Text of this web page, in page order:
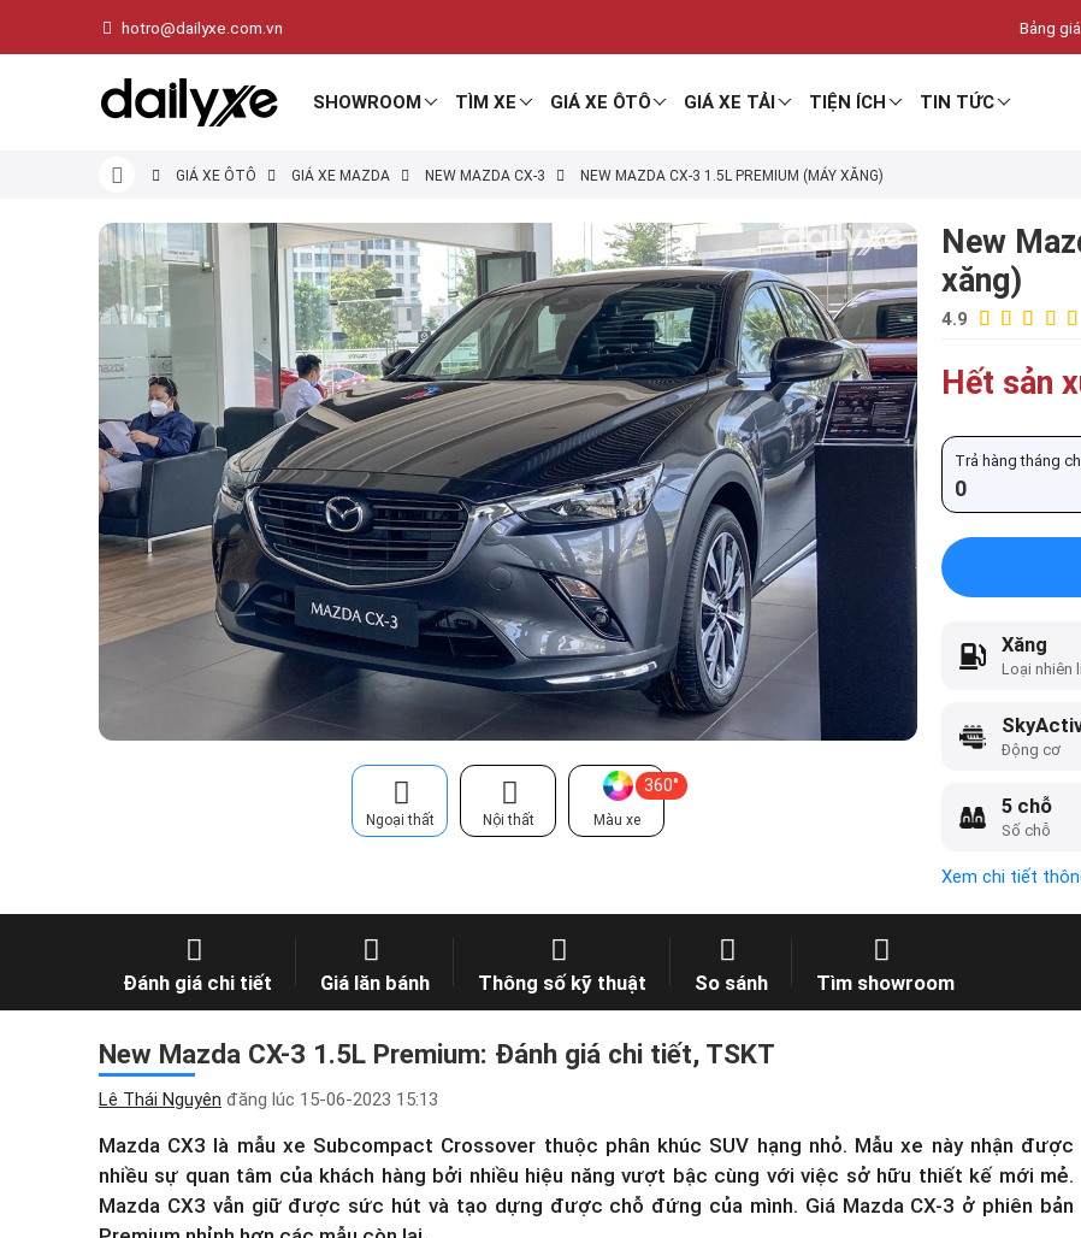
hotro@dailyxe.com.vn Bảng
SHOWROOM TÌM XE GIÁ XE ÔTÔ GIÁ XE TẢI TIỆN ÍCH TIN TỨC
GIÁ XE ÔTÔ GIÁ XE MAZDA NEW MAZDA CX-3 NEW MAZDA CX-3 1.5L PREMIUM (MÁY XĂNG)
Ngoại thất Nội thất Màu xe
360°
New
xăng)
4.9
Hết sản
Trả hàng tháng
0
Loại nhiên
Xăng
Động cơ
Số chỗ
5 chỗ
Xem chi tiết
Đánh giá chi tiết Giá lăn bánh Thông số kỹ thuật So sánh Tìm showroom
New Mazda CX-3 1.5L Premium: Đánh giá chi tiết, TSKT
Lê Thái Nguyên đăng lúc 15-06-2023 15:13
Mazda CX3 là mẫu xe Subcompact Crossover thuộc phân khúc SUV hạng nhỏ. Mẫu xe này nhận được
nhiều sự quan tâm của khách hàng bởi nhiều hiệu năng vượt bậc cùng với việc sở hữu thiết kế mới mẻ.
Mazda CX3 vẫn giữ được sức hút và tạo dựng được chỗ đứng của mình. Giá Mazda CX-3 ở phiên bản